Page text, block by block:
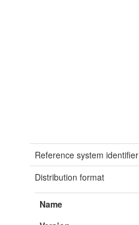
Reference system identifier
Distribution format
Name